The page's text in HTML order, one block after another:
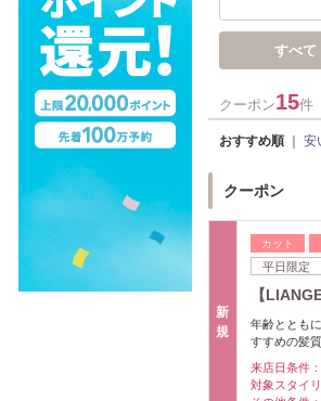
すべて
クーポン15件
おすすめ順 ｜ 安
クーポン
新
規
カット
平日限定
【
年齢ととも
すすめの髪
来店日条件：
対象スタイリ